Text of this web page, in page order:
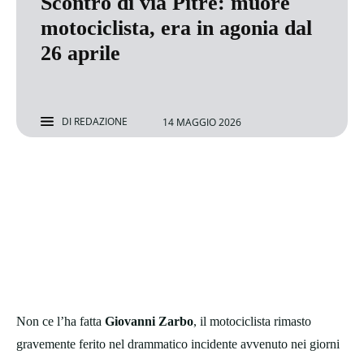
motociclista, era in agonia dal
26 aprile
DI REDAZIONE 14 MAGGIO 2026
Non ce l’ha fatta Giovanni Zarbo, il motociclista rimasto
gravemente ferito nel drammatico incidente avvenuto nei giorni